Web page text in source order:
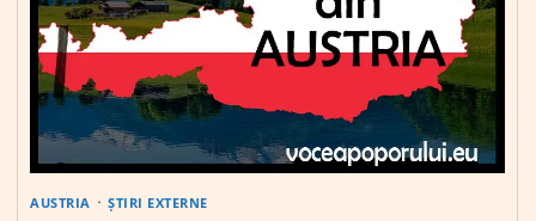
AUSTRIA ȘTIRI EXTERNE